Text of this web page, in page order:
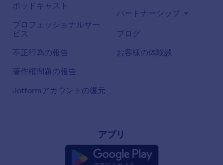
ポッドキャスト
プロフェッショナルサー
ビス
不正行為の報告
著作権問題の報告
Jotformアカウントの復元
パートナーシップ
ブログ
お客様の体験談
アプリ